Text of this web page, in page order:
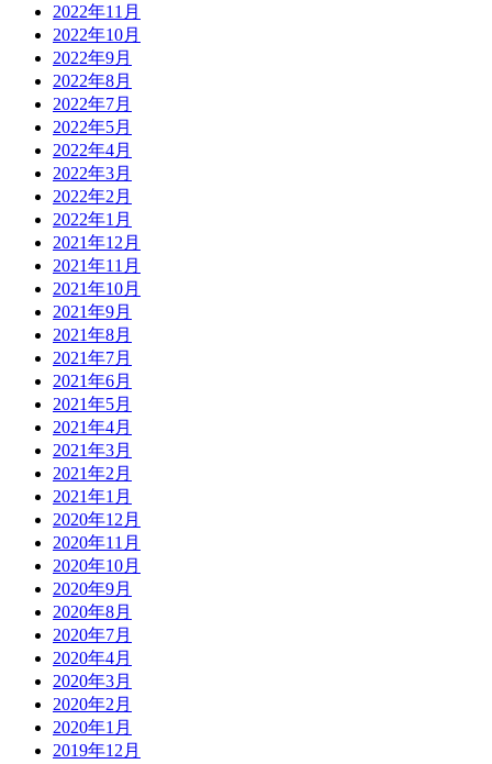
2022年11月
2022年10月
2022年9月
2022年8月
2022年7月
2022年5月
2022年4月
2022年3月
2022年2月
2022年1月
2021年12月
2021年11月
2021年10月
2021年9月
2021年8月
2021年7月
2021年6月
2021年5月
2021年4月
2021年3月
2021年2月
2021年1月
2020年12月
2020年11月
2020年10月
2020年9月
2020年8月
2020年7月
2020年4月
2020年3月
2020年2月
2020年1月
2019年12月